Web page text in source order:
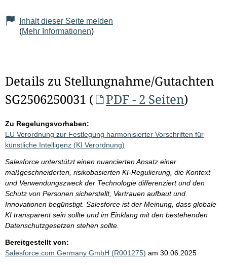
Inhalt dieser Seite melden
(Mehr Informationen)
Details zu Stellungnahme/Gutachten
SG2506250031 (
PDF - 2 Seiten)
Zu Regelungsvorhaben:
EU Verordnung zur Festlegung harmonisierter Vorschriften für
künstliche Intelligenz (KI Verordnung)
Salesforce unterstützt einen nuancierten Ansatz einer
maßgeschneiderten, risikobasierten KI-Regulierung, die Kontext
und Verwendungszweck der Technologie differenziert und den
Schutz von Personen sicherstellt, Vertrauen aufbaut und
Innovationen begünstigt. Salesforce ist der Meinung, dass globale
KI transparent sein sollte und im Einklang mit den bestehenden
Datenschutzgesetzen stehen sollte.
Bereitgestellt von:
Salesforce.com Germany GmbH (R001275) am 30.06.2025